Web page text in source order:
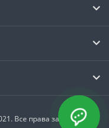
Все права защищены.